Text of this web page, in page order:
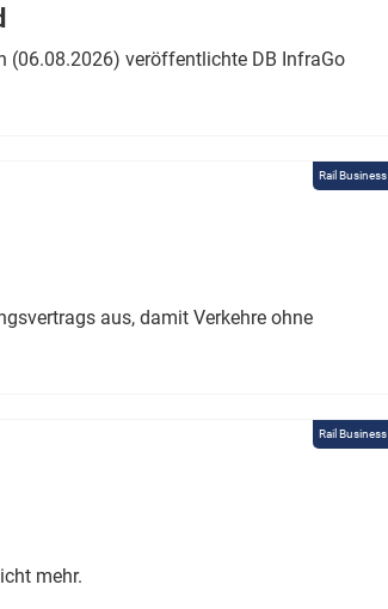
(06.08.2026) veröffentlichte DB InfraGo
Rail Business
aus, damit Verkehre ohne
Rail Business
mehr.